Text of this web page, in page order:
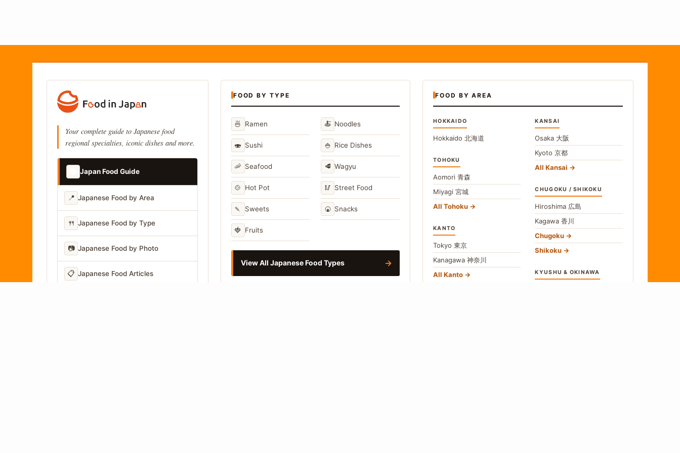
Your complete guide to Japanese food
regional specialties, iconic dishes and more.
Japan Food Guide
📍 Japanese Food by Area
🍴 Japanese Food by Type
📷 Japanese Food by Photo
📋 Japanese Food Articles
FOOD BY TYPE
🍜 Ramen 🍝 Noodles
🍣 Sushi 🍚 Rice Dishes
🦐 Seafood 🥩 Wagyu
🍲 Hot Pot 🥢 Street Food
🍡 Sweets 🍘 Snacks
🍓 Fruits
View All Japanese Food Types →
FOOD BY AREA
HOKKAIDO
Hokkaido 北海道
TOHOKU
Aomori 青森
Miyagi 宮城
All Tohoku
KANTO
Tokyo 東京
Kanagawa 神奈川
All Kanto
KANSAI
Osaka 大阪
Kyoto京都
All Kansai
CHUGOKU / SHIKOKU
Hiroshima 広島
Kagawa香川
Chugoku
Shikoku
KYUSHU & OKINAWA